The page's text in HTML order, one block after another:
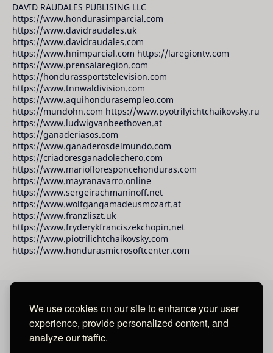
We use cookies on our site to enhance your user
experience, provide personalized content, and
analyze our traffic.
DAVID RAUDALES PUBLISING LLC
https://www.hondurasimparcial.com
https://www.davidraudales.uk
https://www.davidraudales.com
https://www.hnimparcial.com https://laregiontv.com
https://www.prensalaregion.com
https://hondurassportstelevision.com
https://www.tnnwaldivision.com
https://www.aquihondurasempleo.com
https://mundohn.com https://www.pyotrilyichtchaikovsky.ru
https://www.ludwigvanbeethoven.at
https://ganaderiasos.com
https://www.ganaderosdelmundo.com
https://criadoresganadolechero.com
https://www.mariofloresponcehonduras.com
https://www.mayranavarro.online
https://www.sergeirachmaninoff.net
https://www.wolfgangamadeusmozart.at
https://www.franzliszt.uk
https://www.fryderykfranciszekchopin.net
https://www.piotrilichtchaikovsky.com
https://www.hondurasmicrosoftcenter.com
David Raudales Publishing LLC